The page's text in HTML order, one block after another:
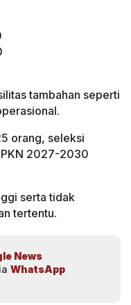
tambahan seperti
orang, seleksi
2027-2030
serta tidak
tertentu.
News
WhatsApp